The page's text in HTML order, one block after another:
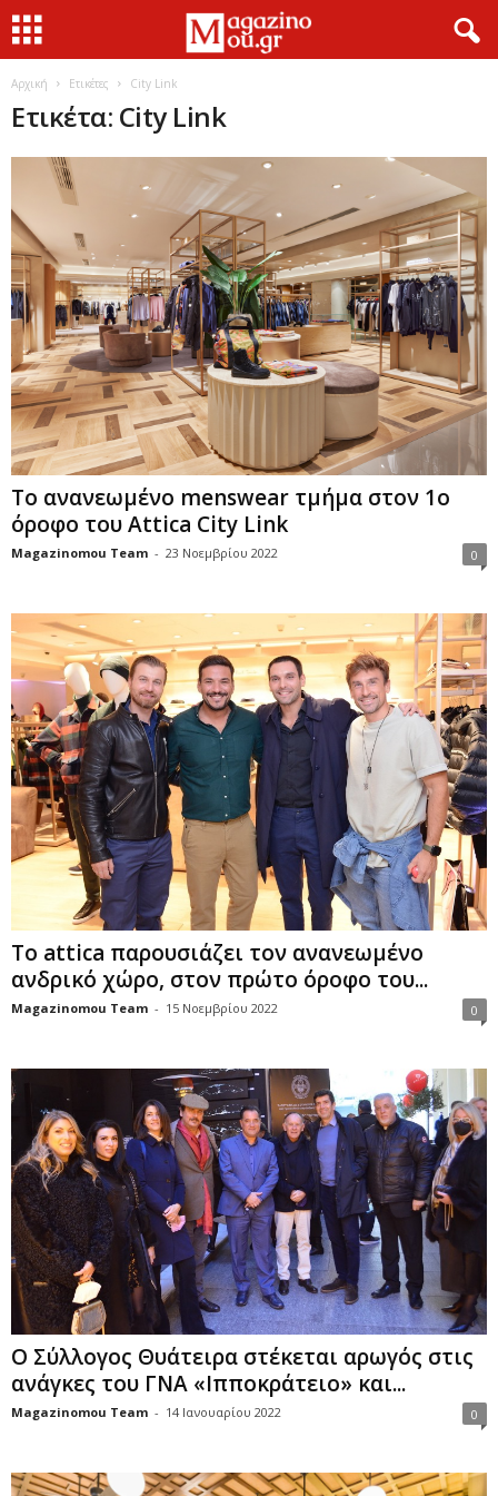
Αρχική Ετικέτες City Link
Ετικέτα: City Link
Το ανανεωμένο menswear τμήμα στον 1ο
όροφο του Attica City Link
Magazinomou Team - 23 Νοεμβρίου 2022 0
Το attica παρουσιάζει τον ανανεωμένο
ανδρικό χώρο, στον πρώτο όροφο του...
Magazinomou Team - 15 Νοεμβρίου 2022 0
Ο Σύλλογος Θυάτειρα στέκεται αρωγός στις
ανάγκες του ΓΝΑ «Ιπποκράτειο» και...
Magazinomou Team - 14 Ιανουαρίου 2022 0